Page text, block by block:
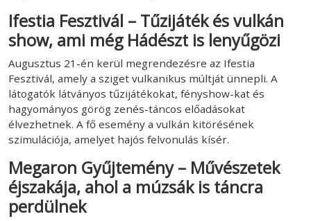
Ifestia Fesztivál – Tűzijáték és vulkán
show, ami még Hádészt is lenyűgözi
Augusztus 21-én kerül megrendezésre az Ifestia
Fesztivál, amely a sziget vulkanikus múltját ünnepli. A
látogatók látványos tűzijátékokat, fényshow-kat és
hagyományos görög zenés-táncos előadásokat
élvezhetnek. A fő esemény a vulkán kitörésének
szimulációja, amelyet hajós felvonulás kísér.
Megaron Gyűjtemény – Művészetek
éjszakája, ahol a múzsák is táncra
perdülnek